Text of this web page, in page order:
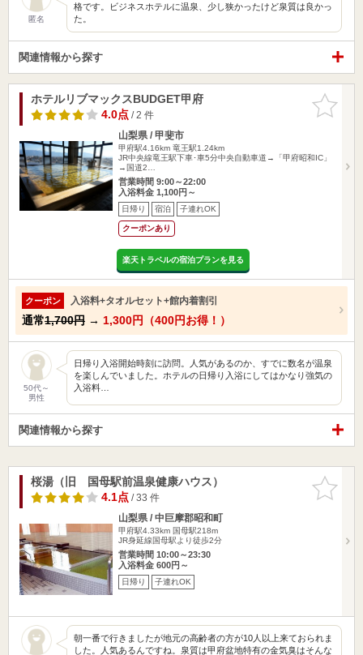
匿名
格です。ビジネスホテルに温泉、少し狭かったけど泉質は良かっ
た。
関連情報から探す
お気に入
りに追加
ホテルリブマックスBUDGET甲府
4.0点/ 2 件
山梨県 / 甲斐市
甲府駅4.16km 竜王駅1.24km
JR中央線竜王駅下車･車5分中央自動車道→「甲府昭和IC」
→国道2…
営業時間 9:00～22:00
入浴料金 1,100円～
日帰り 宿泊 子連れOK
クーポンあり
楽天トラベルの宿泊プランを見る
クーポン 入浴料+タオルセット+館内着割引
通常1,700円 → 1,300円（400円お得！）
50代～
男性
日帰り入浴開始時刻に訪問。人気があるのか、すでに数名が温泉
を楽しんでいました。ホテルの日帰り入浴にしてはかなり強気の
入浴料…
関連情報から探す
お気に入
りに追加
桜湯（旧 国母駅前温泉健康ハウス）
4.1点/ 33 件
山梨県 / 中巨摩郡昭和町
甲府駅4.33km 国母駅218m
JR身延線国母駅より徒歩2分
営業時間 10:00～23:30
入浴料金 600円～
日帰り 子連れOK
朝一番で行きましたが地元の高齢者の方が10人以上来ておられま
した。人気あるんですね。泉質は甲府盆地特有の金気臭はそんな